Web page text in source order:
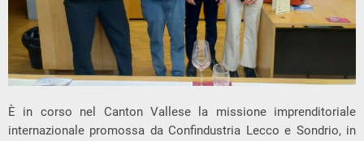
È in corso nel Canton Vallesela missione imprenditoriale
internazionale promossa da Confindustria Lecco e Sondrio, in